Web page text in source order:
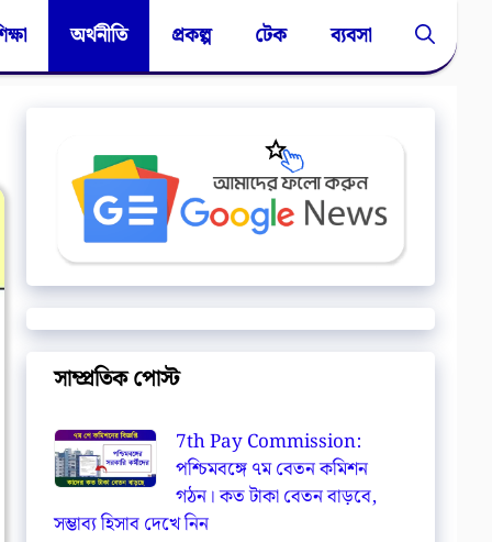
অর্থনীতি প্রকল্প টেক ব্যবসা
সাম্প্রতিক পোস্ট
7th Pay Commission:
পশ্চিমবঙ্গে ৭ম বেতন কমিশন
গঠন। কত টাকা বেতন বাড়বে,
সম্ভাব্য হিসাব দেখে নিন